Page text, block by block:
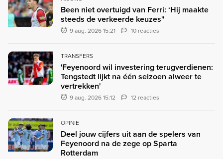
Been niet overtuigd van Ferri: ‘Hij maakte
steeds de verkeerde keuzes"
9 aug. 2026 15:21 10 reacties
TRANSFERS
'Feyenoord wil investering terugverdienen:
Tengstedt lijkt na één seizoen alweer te
vertrekken'
9 aug. 2026 15:12 12 reacties
OPINIE
Deel jouw cijfers uit aan de spelers van
Feyenoord na de zege op Sparta
Rotterdam